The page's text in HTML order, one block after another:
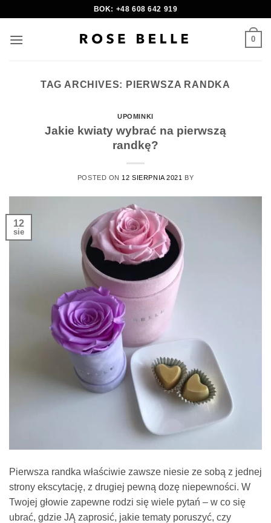
content
BOK: +48 608 642 919
0
TAG ARCHIVES: PIERWSZA RANDKA
UPOMINKI
Jakie kwiaty wybrać na pierwszą
randkę?
POSTED ON 12 SIERPNIA 2021 BY
12
sie
Pierwsza randka właściwie zawsze niesie ze sobą z jednej
strony ekscytację, z drugiej pewną dozę niepewności. W
Twojej głowie zapewne rodzi się wiele pytań – w co się
ubrać, gdzie JĄ zaprosić, jakie tematy poruszyć, czy